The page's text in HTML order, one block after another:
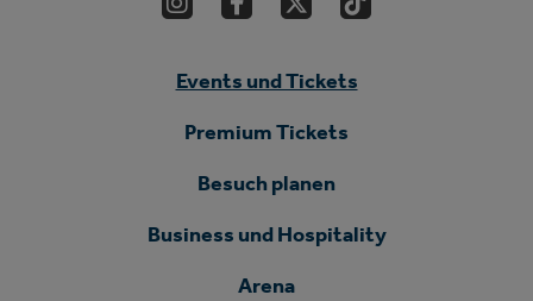
Events und Tickets
Premium Tickets
Besuch planen
Business und Hospitality
Arena